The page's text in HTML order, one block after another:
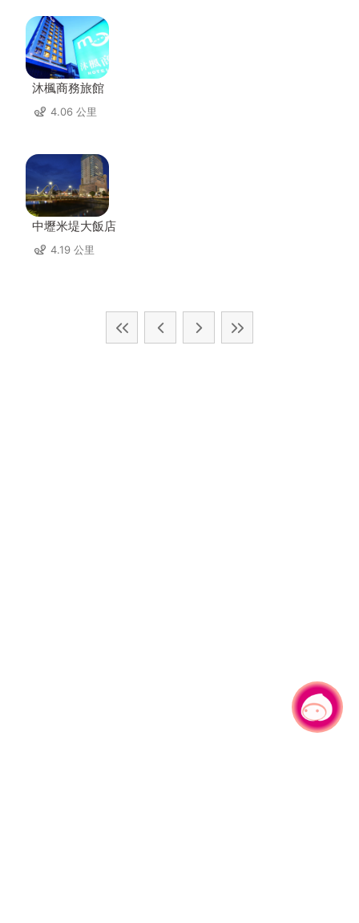
沐楓商務旅館
4.06 公里
中壢米堤大飯店
4.19 公里